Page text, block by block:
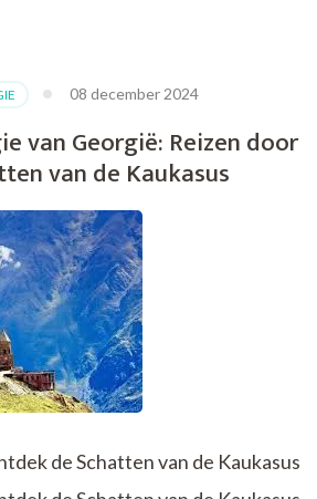
van
op
Jouw
Reis
08 december 2024
van Georgië: Reizen door
van de Kaukasus
de Schatten van de Kaukasus